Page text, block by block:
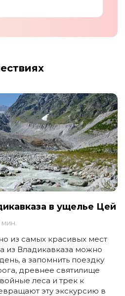
в ущелье Цей
мин.
из самых красивых мест
из Владикавказа можно
а запомнить поездку
древнее святилище
леса и трек к
эту экскурсию в